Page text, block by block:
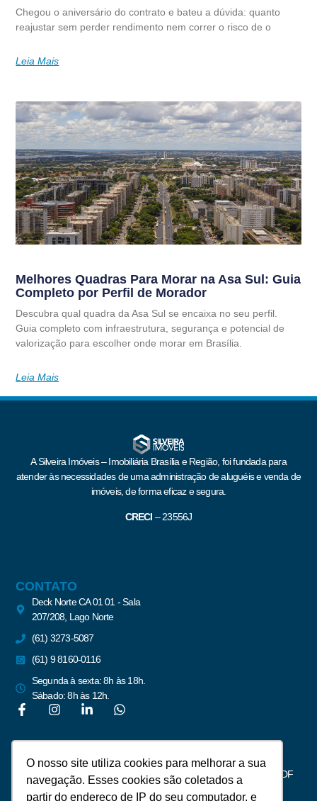
O nosso site utiliza cookies para melhorar a sua
navegação. Esses cookies são coletados a
partir do endereço de IP do seu computador, e
Chegou o aniversário do contrato e bateu a dúvida: quanto
reajustar sem perder rendimento nem correr o risco de o
Leia Mais
Melhores Quadras Para Morar na Asa Sul: Guia
Completo por Perfil de Morador
Descubra qual quadra da Asa Sul se encaixa no seu perfil.
Guia completo com infraestrutura, segurança e potencial de
valorização para escolher onde morar em Brasília.
Leia Mais
A Silveira Imóveis – Imobiliária Brasília e Região, foi fundada para
atender às necessidades de uma administração de aluguéis e venda de
imóveis, de forma eficaz e segura.
CRECI –23556J
CONTATO
Deck Norte CA 01 01 - Sala
207/208, Lago Norte
(61) 3273-5087
(61) 9 8160-0116
Segunda à sexta: 8h às 18h.
Sábado: 8h às 12h.
Newsletter
Assine para receber notícias do mercado imobiliário de Brasília – DF